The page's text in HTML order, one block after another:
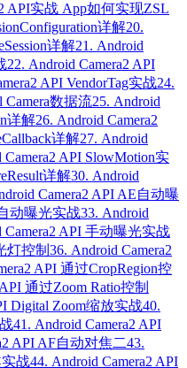
API实战 App如何实现ZSL
详解20.
详解21. Android
22. Android Camera2 API
API VendorTag实战24.
Camera数据流25. Android
详解26. Android Camera2
详解27. Android
Camera2 API SlowMotion实
详解30. Android
Camera2 API AE自动曝
动曝光实战33. Android
Camera2 API 手动曝光实战
灯控制 36. Android Camera2
API 通过CropRegion控
通过Zoom Ratio控制
Digital Zoom缩放实战40.
41. Android Camera2 API
API AF自动对焦二43.
实战44. Android Camera2 API